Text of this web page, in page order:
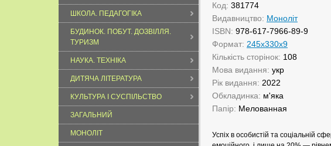
ШКОЛА. ПЕДАГОГІКА
БУДИНОК. ПОБУТ. ДОЗВІЛЛЯ.
ТУРИЗМ
НАУКА. ТЕХНІКА
ДИТЯЧА ЛІТЕРАТУРА
КУЛЬТУРА І СУСПІЛЬСТВО
ЗАГАЛЬНИЙ
МОНОЛІТ
Код: 381774
Видавництво: Моноліт
ISBN: 978-617-7966-89-9
Формат: 245х330х9
Кількість сторінок: 108
Мова видання: укр
Рік видання: 2022
Обкладинка: м'яка
Папір: Мелованная
Успіх в особистій та соціальній